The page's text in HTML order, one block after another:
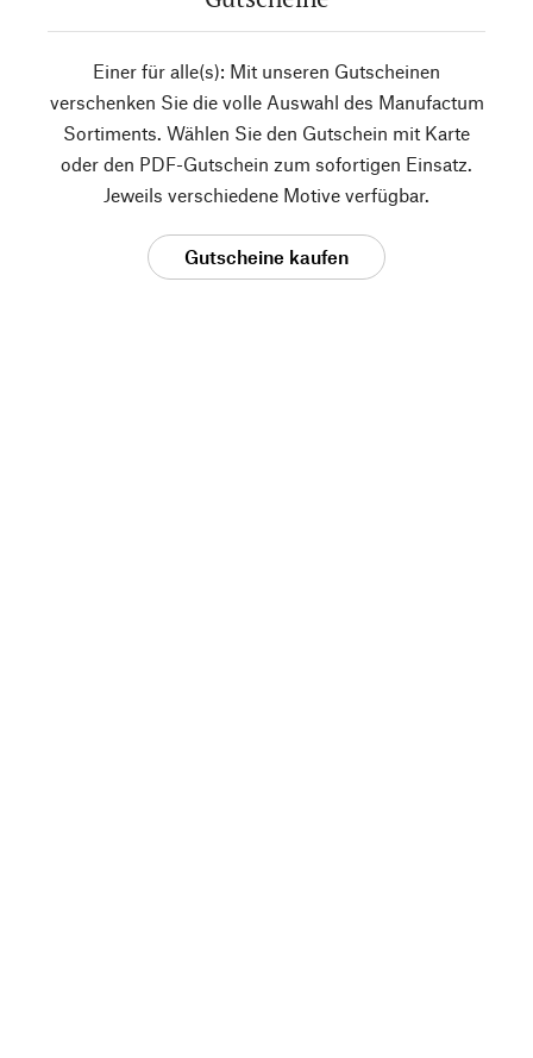
Einer für alle(s): Mit unseren Gutscheinen
verschenken Sie die volle Auswahl des Manufactum
Sortiments. Wählen Sie den Gutschein mit Karte
oder den PDF-Gutschein zum sofortigen Einsatz.
Jeweils verschiedene Motive verfügbar.
Gutscheine kaufen